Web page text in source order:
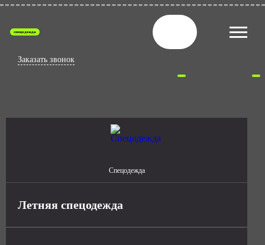
спецодежда
Заказать звонок
Спецодежда
Летняя спецодежда